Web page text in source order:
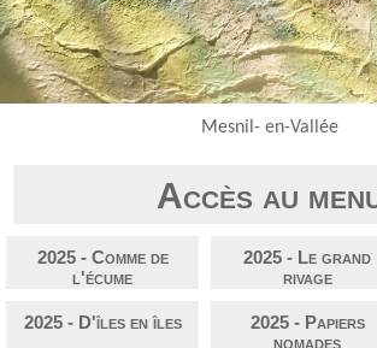
Mesnil- en-Vallée
Accès au
2025 - Comme de
l'écume
2025 - Le grand
rivage
2025 - D'îles en îles
2025 - Papiers
nomades